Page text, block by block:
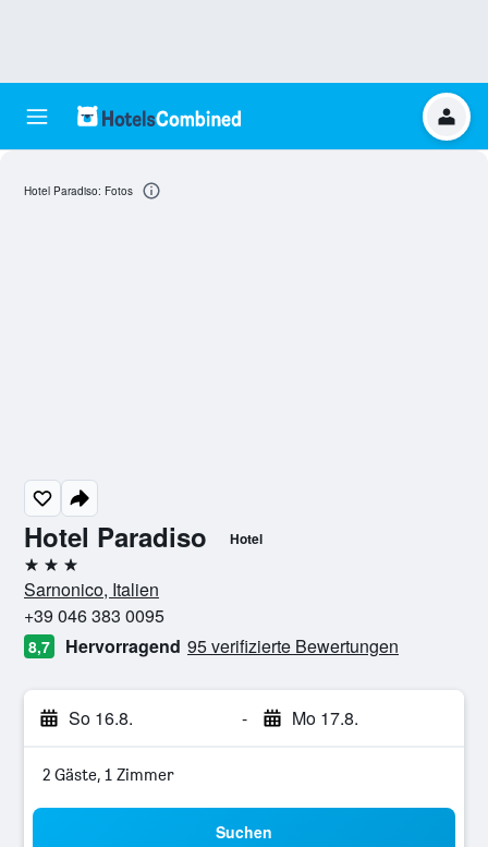
Hotel Paradiso Hotel
3 Sterne
Sarnonico, Italien
+39 046 383 0095
8,7 Hervorragend 95 verifizierte Bewertungen
So 16.8. - Mo 17.8.
2 Gäste, 1 Zimmer
Suchen
Hotel Paradiso: Fotos